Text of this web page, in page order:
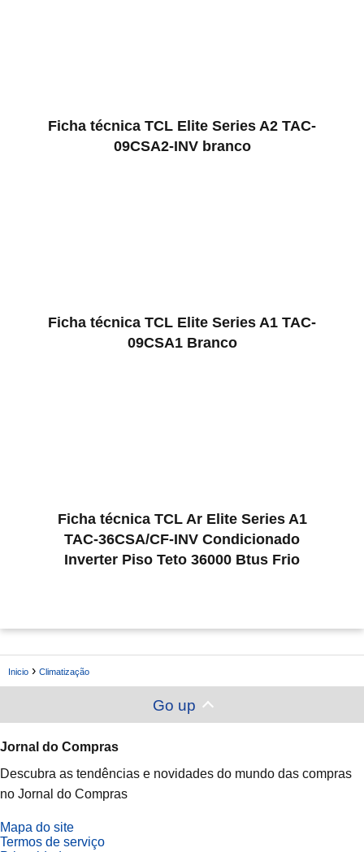
Ficha técnica TCL Elite Series A2 TAC-
09CSA2-INV branco
Ficha técnica TCL Elite Series A1 TAC-
09CSA1 Branco
Ficha técnica TCL Ar Elite Series A1
TAC-36CSA/CF-INV Condicionado
Inverter Piso Teto 36000 Btus Frio
Inicio Climatização
Go up
Jornal do Compras
Descubra as tendências e novidades do mundo das compras
no Jornal do Compras
Mapa do site
Termos de serviço